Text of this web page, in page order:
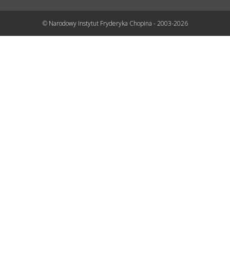
© Narodowy Instytut Fryderyka Chopina - 2003-2026